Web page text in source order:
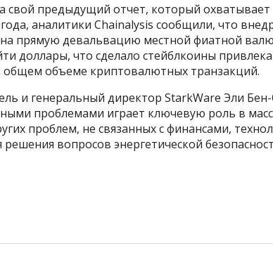
свой предыдущий отчет, который
аналитики Chainalysis сообщили, что
прямую девальвацию местной фиатной
доллары, что сделало стейблкоины
общем объеме криптовалютных транзакций.
и генеральный директор StarkWare Эли
проблемами играет ключевую роль в
проблем, не связанных с финансами,
вопросов энергетической